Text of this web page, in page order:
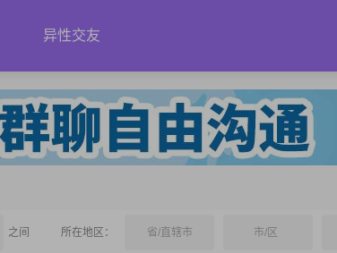
异性交友
之间 所在地区： 省/直辖市 市/区